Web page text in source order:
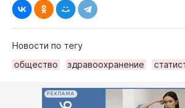
Новости по тегу
общество
здравоохранение
РЕКЛАМА